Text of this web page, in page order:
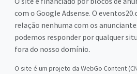
com o Google Adsense. O
relação nenhuma com os
podemos responder por qualquer
fora do nosso domínio.
O site é um projeto da WebGo Content